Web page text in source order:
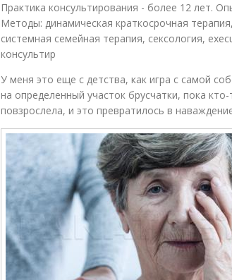
Практика консультирования - более 12 лет.
Методы: динамическая краткосрочная
системная семейная терапия, сексология,
консультир
У меня это еще с детства, как игра с самой
на определенный участок брусчатки, пока
повзрослела, и это превратилось в